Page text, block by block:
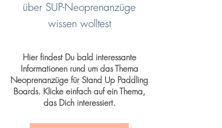
über SUP-Neoprenanzüge
wissen wolltest
Hier findest Du bald interessante
Informationen rund um das Thema
Neoprenanzüge für Stand Up Paddling
Boards. Klicke einfach auf ein Thema,
das Dich interessiert.